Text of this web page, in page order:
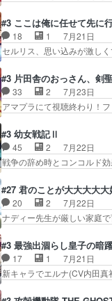
れしてきた。ミステリア
を絵に描いて！と言われ
ダラさんのコメディかと…
ぁ、こんな都合よく格ゲ
違反は許さない人かと負
一生懸命になっている女
で綾と美緒は親しくなる
イプの作品によくある『
が９割方分からんけど、
間に、これは強い。4人そ…
#3 ここは俺に任せて先に
18 1
7月21日
セルリス、思い込みが激
子前提から離れないセル
生えたゴリラ系中年おっ
いても弟認定。ニワトリ
任せて先に行けと言って
ゴリラに飽きてニワトリ
り役が居ないとアカンね
萌えでした魔族の男の子…
#3 片田舎のおっさん、剣
33 2
7月23日
アマプラにて視聴終わり
術師学校を突如襲った魔
対する恐怖ね。恐怖を感
をつつきやがったのかた
言ってもフィッセルの活
で中身がほとんどなかっ
っちゃってて、、、え？
のよなぁこれ以上動けな…
#3 幼女戦記Ⅱ
45 2
7月22日
戦争の辞め時とコンコル
アニメ『ようじょしぇん
ょっと無能過ぎんかサン
が思ってる方向に進まず
国で小競り合い中、同盟
にイルドアの大佐がサラ
戦争継続派か。。戦争は
になるッ!!!）」ジェ…
#27 君のことが大大大大大
20 2
7月22日
ナディー先生が厳しい家
由、アメリカ、日本人、
ィー（大和撫子、やまと
しいに美しいは美しすぎ
逃して26)最高の機能… 前
#3 最強出涸らし皇子の暗
17 1
7月21日
新キャラでエルナ(CV内
るアニメが多いｗ骸骨騎